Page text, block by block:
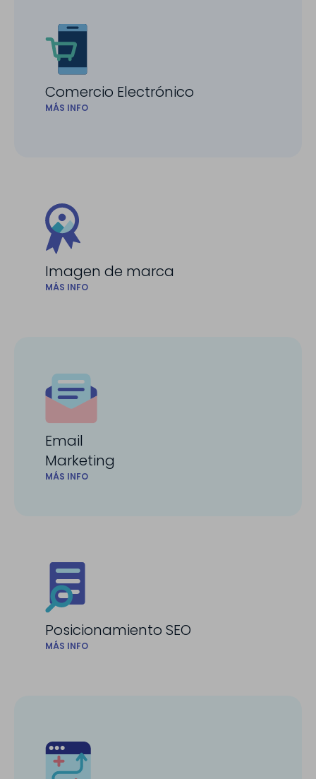
Comercio Electrónico
MÁS INFO
Imagen de marca
MÁS INFO
Email
Marketing
MÁS INFO
Posicionamiento SEO
MÁS INFO